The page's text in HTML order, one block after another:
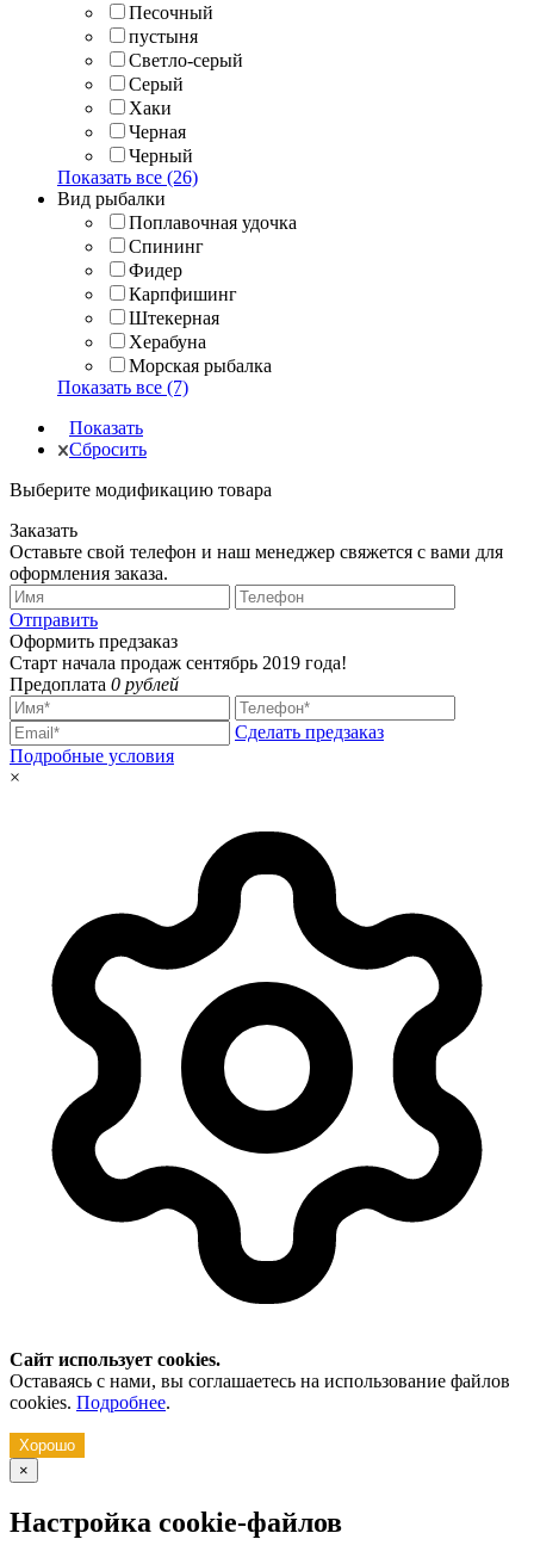
Песочный
пустыня
Светло-серый
Серый
Хаки
Черная
Черный
Показать все (26)
Вид рыбалки
Поплавочная удочка
Спининг
Фидер
Карпфишинг
Штекерная
Херабуна
Морская рыбалка
Показать все (7)
Показать
Сбросить
Выберите модификацию товара
Заказать
Оставьте свой телефон и наш менеджер свяжется с вами для
оформления заказа.
Отправить
Оформить предзаказ
Старт начала продаж сентябрь 2019 года!
Предоплата 0 рублей
Сделать предзаказ
Подробные условия
×
Сайт использует cookies.
Оставаясь с нами, вы соглашаетесь на использование файлов
cookies. Подробнее.
Хорошо
×
Настройка cookie-файлов